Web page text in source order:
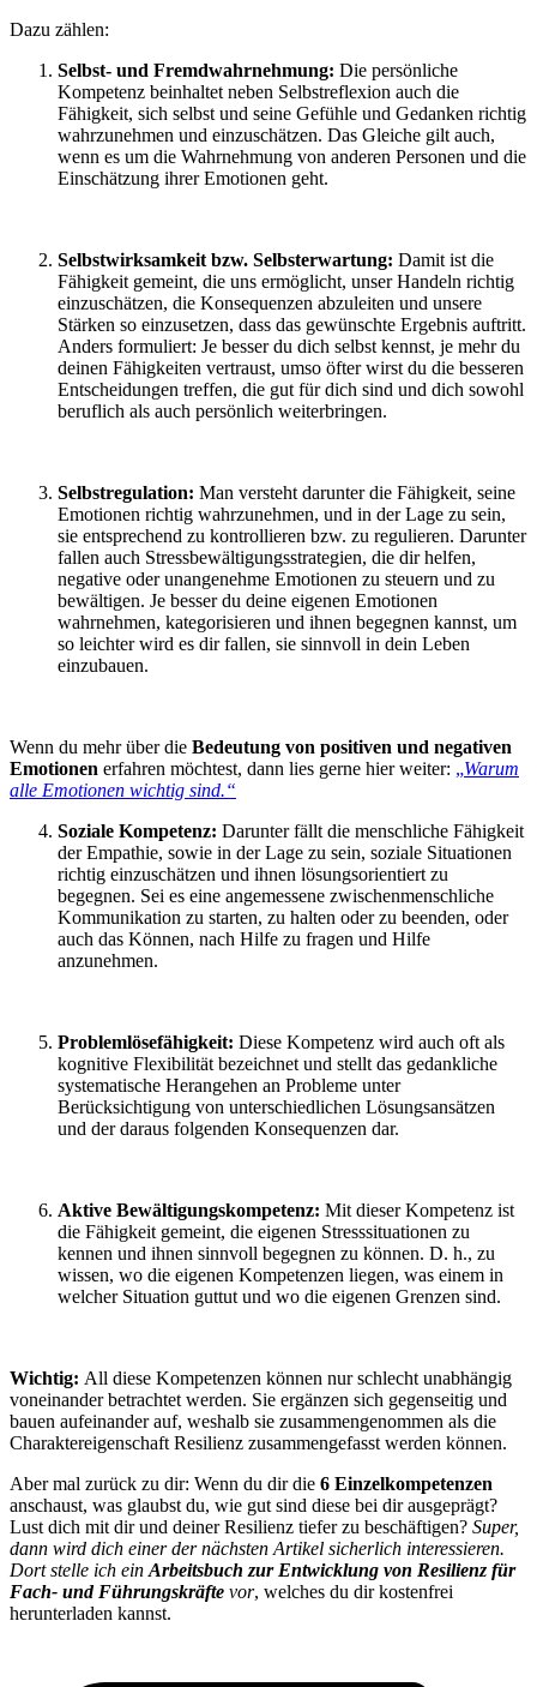
Dazu zählen:
Selbst- und Fremdwahrnehmung: Die persönliche
Kompetenz beinhaltet neben Selbstreflexion auch die
Fähigkeit, sich selbst und seine Gefühle und Gedanken richtig
wahrzunehmen und einzuschätzen. Das Gleiche gilt auch,
wenn es um die Wahrnehmung von anderen Personen und die
Einschätzung ihrer Emotionen geht.
Selbstwirksamkeit bzw. Selbsterwartung: Damit ist die
Fähigkeit gemeint, die uns ermöglicht, unser Handeln richtig
einzuschätzen, die Konsequenzen abzuleiten und unsere
Stärken so einzusetzen, dass das gewünschte Ergebnis auftritt.
Anders formuliert: Je besser du dich selbst kennst, je mehr du
deinen Fähigkeiten vertraust, umso öfter wirst du die besseren
Entscheidungen treffen, die gut für dich sind und dich sowohl
beruflich als auch persönlich weiterbringen.
Selbstregulation: Man versteht darunter die Fähigkeit, seine
Emotionen richtig wahrzunehmen, und in der Lage zu sein,
sie entsprechend zu kontrollieren bzw. zu regulieren. Darunter
fallen auch Stressbewältigungsstrategien, die dir helfen,
negative oder unangenehme Emotionen zu steuern und zu
bewältigen. Je besser du deine eigenen Emotionen
wahrnehmen, kategorisieren und ihnen begegnen kannst, um
so leichter wird es dir fallen, sie sinnvoll in dein Leben
einzubauen.
Wenn du mehr über die Bedeutung von positiven und negativen
Emotionen erfahren möchtest, dann lies gerne hier weiter: „Warum
alle Emotionen wichtig sind.“
Soziale Kompetenz: Darunter fällt die menschliche Fähigkeit
der Empathie, sowie in der Lage zu sein, soziale Situationen
richtig einzuschätzen und ihnen lösungsorientiert zu
begegnen. Sei es eine angemessene zwischenmenschliche
Kommunikation zu starten, zu halten oder zu beenden, oder
auch das Können, nach Hilfe zu fragen und Hilfe
anzunehmen.
Problemlösefähigkeit: Diese Kompetenz wird auch oft als
kognitive Flexibilität bezeichnet und stellt das gedankliche
systematische Herangehen an Probleme unter
Berücksichtigung von unterschiedlichen Lösungsansätzen
und der daraus folgenden Konsequenzen dar.
Aktive Bewältigungskompetenz: Mit dieser Kompetenz ist
die Fähigkeit gemeint, die eigenen Stresssituationen zu
kennen und ihnen sinnvoll begegnen zu können. D. h., zu
wissen, wo die eigenen Kompetenzen liegen, was einem in
welcher Situation guttut und wo die eigenen Grenzen sind.
Wichtig: All diese Kompetenzen können nur schlecht unabhängig
voneinander betrachtet werden. Sie ergänzen sich gegenseitig und
bauen aufeinander auf, weshalb sie zusammengenommen als die
Charaktereigenschaft Resilienz zusammengefasst werden können.
Aber mal zurück zu dir: Wenn du dir die 6 Einzelkompetenzen
anschaust, was glaubst du, wie gut sind diese bei dir ausgeprägt?
Lust dich mit dir und deiner Resilienz tiefer zu beschäftigen? Super,
dann wird dich einer der nächsten Artikel sicherlich interessieren.
Dort stelle ich ein Arbeitsbuch zur Entwicklung von Resilienz für
Fach- und Führungskräfte vor, welches du dir kostenfrei
herunterladen kannst.